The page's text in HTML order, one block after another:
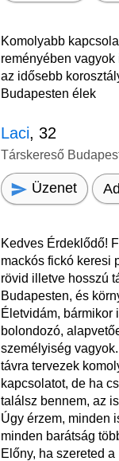
Komolyabb
reményében
az idősebb
Budapesten élek
Laci, 32
Társkereső
Üzenet
Kedves Érdeklődő!
mackós fickó keresi
rövid illetve hosszú
Budapesten, és
Életvidám, bármikor
bolondozó,
személyiség
távra tervezek
kapcsolatot, de ha
találsz bennem, az
Úgy érzem, minden
minden barátság
Előny, ha szereted a